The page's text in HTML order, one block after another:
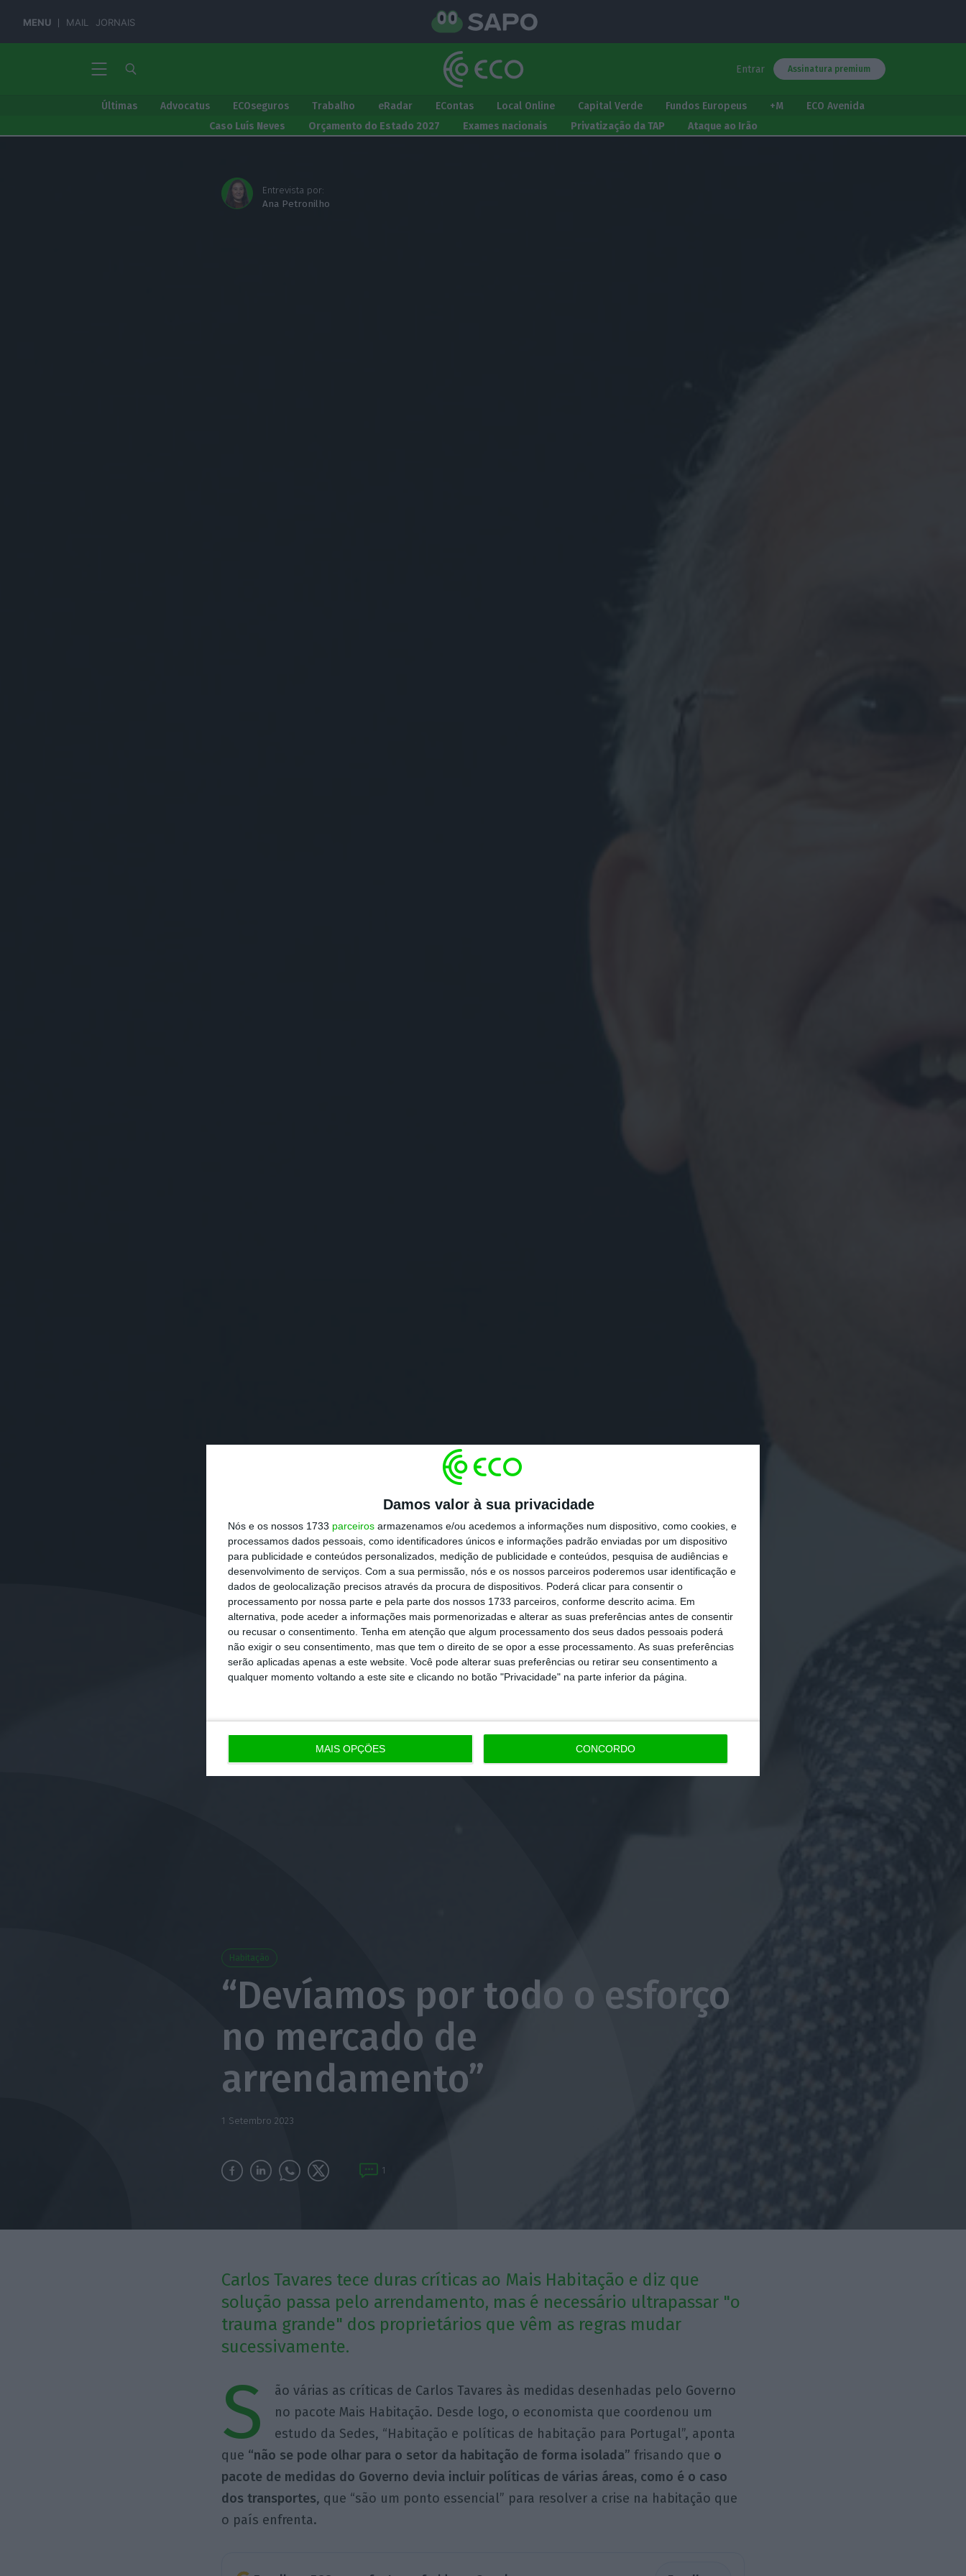
Damos valor à sua privacidade
Nós e os nossos 1733 parceiros armazenamos e/ou acedemos a informações num dispositivo, como cookies, e
processamos dados pessoais, como identificadores únicos e informações padrão enviadas por um dispositivo
para publicidade e conteúdos personalizados, medição de publicidade e conteúdos, pesquisa de audiências e
desenvolvimento de serviços. Com a sua permissão, nós e os nossos parceiros poderemos usar identificação e
dados de geolocalização precisos através da procura de dispositivos. Poderá clicar para consentir o
processamento por nossa parte e pela parte dos nossos 1733 parceiros, conforme descrito acima. Em
alternativa, pode aceder a informações mais pormenorizadas e alterar as suas preferências antes de consentir
ou recusar o consentimento. Tenha em atenção que algum processamento dos seus dados pessoais poderá
não exigir o seu consentimento, mas que tem o direito de se opor a esse processamento. As suas preferências
serão aplicadas apenas a este website. Você pode alterar suas preferências ou retirar seu consentimento a
qualquer momento voltando a este site e clicando no botão "Privacidade" na parte inferior da página.
MAIS OPÇÕES CONCORDO
MENU MAIL JORNAIS
Entrar Assinatura premium
Últimas Advocatus ECOseguros Trabalho eRadar EContas Local Online Capital Verde Fundos Europeus +M
ECO Avenida
Caso Luís Neves
Orçamento do Estado 2027 Exames nacionais Privatização da TAP Ataque ao Irão
Entrevista por:
Ana Petronilho
Habitação
“Devíamos por todo o esforço
no mercado de
arrendamento”
1 Setembro 2023
1
Carlos Tavares tece duras críticas ao Mais Habitação e diz que
solução passa pelo arrendamento, mas é necessário ultrapassar "o
trauma grande" dos proprietários que vêm as regras mudar
sucessivamente.
S
ão várias as críticas de Carlos Tavares às medidas desenhadas pelo Governo
no pacote Mais Habitação. Desde logo, o economista que coordenou um
estudo da Sedes, “Habitação e políticas de habitação para Portugal”, aponta
que “não se pode olhar para o setor da habitação de forma isolada” frisando que o
pacote de medidas do Governo devia incluir políticas de várias áreas, como é o caso
dos transportes, que “são um ponto essencial” para resolver a crise na habitação que
o país enfrenta.